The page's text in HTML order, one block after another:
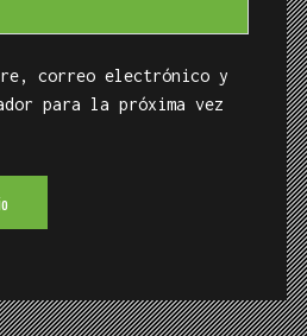
correo electrónico y
para la próxima vez